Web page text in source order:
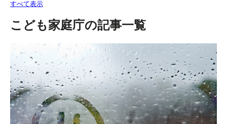
すべて表示
こども家庭庁の記事一覧